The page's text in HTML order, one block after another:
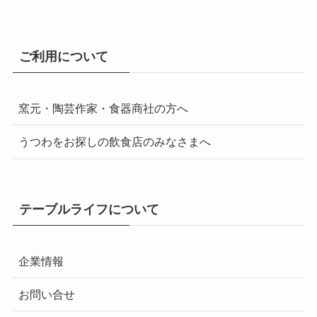
ご利用について
窯元・陶芸作家・食器商社の方へ
うつわをお探しの飲食店のみなさまへ
テーブルライフについて
企業情報
お問い合せ